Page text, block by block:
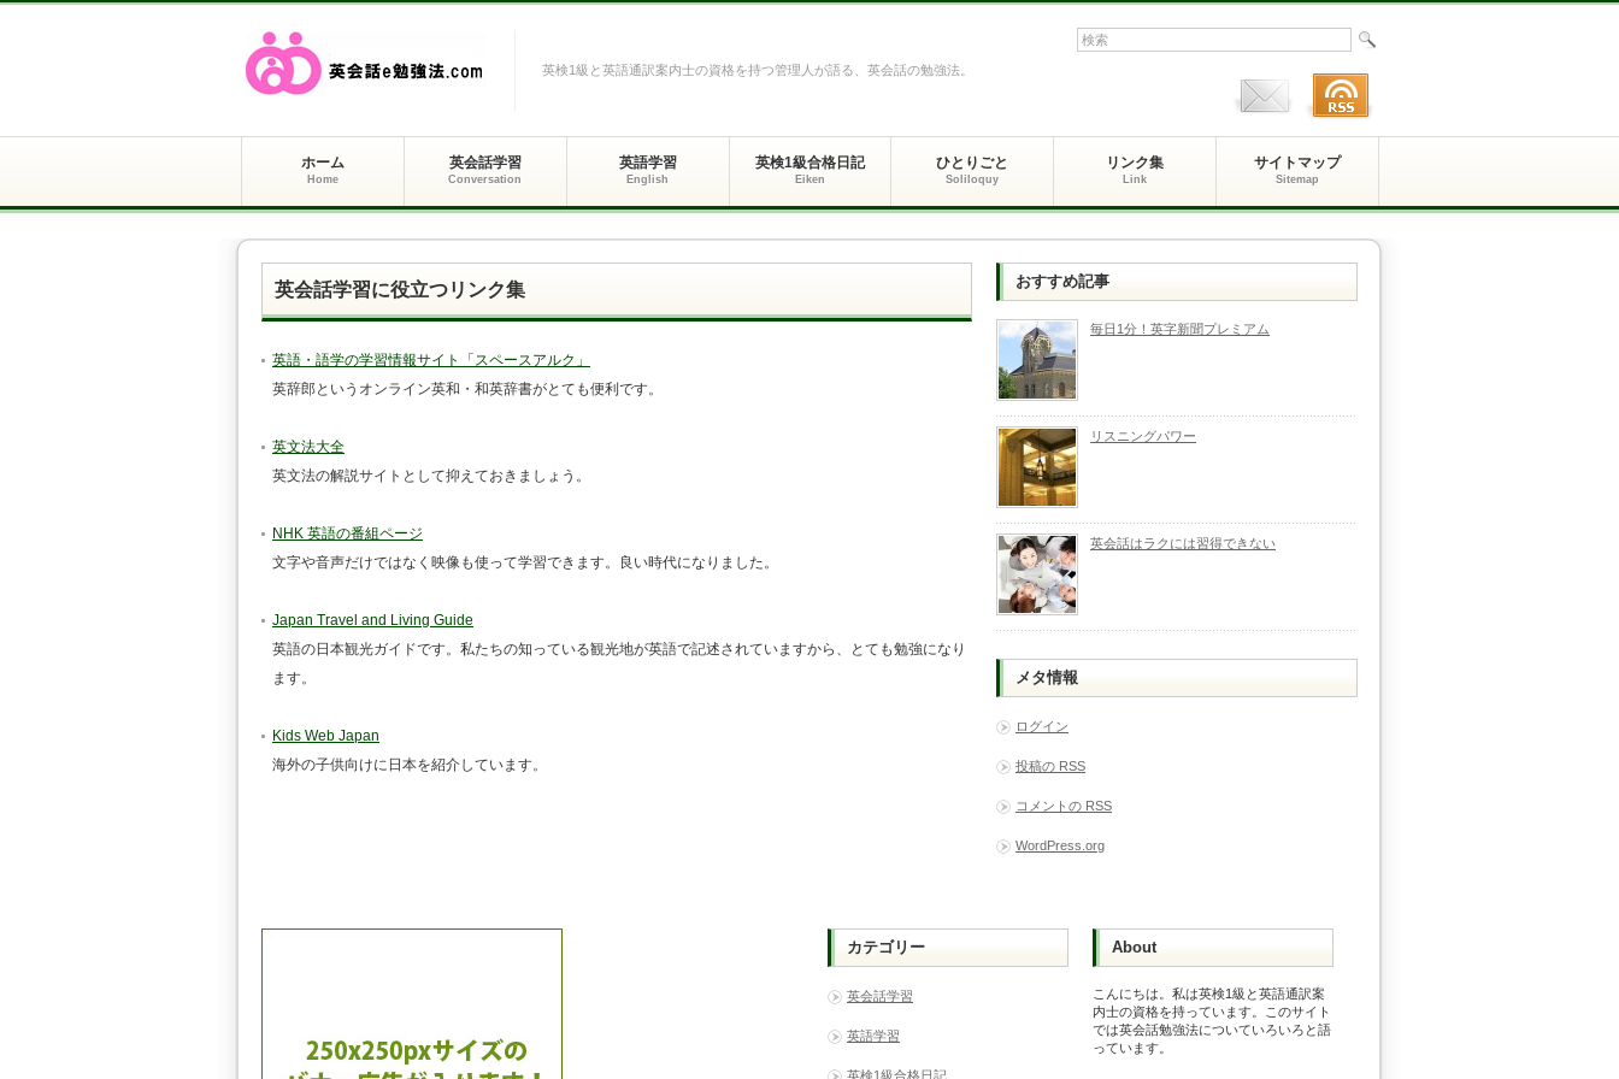
英検1級と英語通訳案内士の資格を持つ管理人が語る、英会話の勉強法。
ホーム
Home
英会話学習
Conversation
英語学習
English
英検1級合格日記
Eiken
ひとりごと
Soliloquy
リンク集
Link
サイトマップ
Sitemap
英会話学習に役立つリンク集
英語・語学の学習情報サイト「スペースアルク」
英辞郎というオンライン英和・和英辞書がとても便利です。
英文法大全
英文法の解説サイトとして抑えておきましょう。
NHK 英語の番組ページ
文字や音声だけではなく映像も使って学習できます。良い時代になりました。
Japan Travel and Living Guide
英語の日本観光ガイドです。私たちの知っている観光地が英語で記述されていますから、とても勉強になり
ます。
Kids Web Japan
海外の子供向けに日本を紹介しています。
おすすめ記事
毎日1分！英字新聞プレミアム
リスニングパワー
英会話はラクには習得できない
メタ情報
ログイン
投稿の RSS
コメントの RSS
WordPress.org
カテゴリー
英会話学習
英語学習
英検1級合格日記
About
こんにちは。私は英検1級と英語通訳案
内士の資格を持っています。このサイト
では英会話勉強法についていろいろと語
っています。